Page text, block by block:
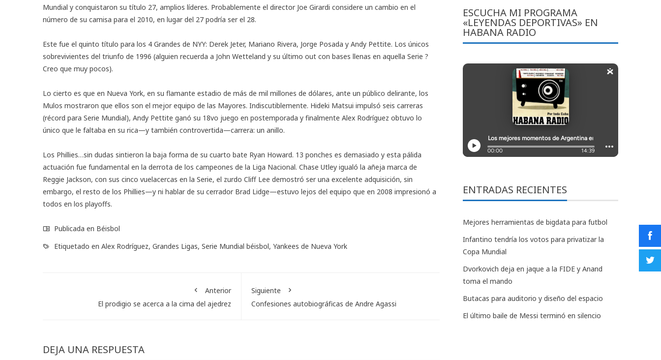
Mundial y conquistaron su título 27, amplios líderes. Probablemente el director Joe Girardi considere un cambio en el
número de su camisa para el 2010, en lugar del 27 podría ser el 28.
Este fue el quinto título para los 4 Grandes de NYY: Derek Jeter, Mariano Rivera, Jorge Posada y Andy Pettite. Los únicos
sobrevivientes del triunfo de 1996 (alguien recuerda a John Wetteland y su último out con bases llenas en aquella Serie ?
Creo que muy pocos).
Lo cierto es que en Nueva York, en su flamante estadio de más de mil millones de dólares, ante un público delirante, los
Mulos mostraron que ellos son el mejor equipo de las Mayores. Indiscutiblemente. Hideki Matsui impulsó seis carreras
(récord para Serie Mundial), Andy Pettite ganó su 18vo juego en postemporada y finalmente Alex Rodríguez obtuvo lo
único que le faltaba en su rica—y también controvertida—carrera: un anillo.
Los Phillies…sin dudas sintieron la baja forma de su cuarto bate Ryan Howard. 13 ponches es demasiado y esta pálida
actuación fue fundamental en la derrota de los campeones de la Liga Nacional. Chase Utley igualó la añeja marca de
Reggie Jackson, con sus cinco vuelacercas en la Serie, el zurdo Cliff Lee demostró ser una excelente adquisición, sin
embargo, el resto de los Phillies—y ni hablar de su cerrador Brad Lidge—estuvo lejos del equipo que en 2008 impresionó a
todos en los playoffs.
Publicada en Béisbol
Etiquetado en Alex Rodríguez, Grandes Ligas, Serie Mundial béisbol, Yankees de Nueva York
Anterior
El prodigio se acerca a la cima del ajedrez
Siguiente
Confesiones autobiográficas de Andre Agassi
DEJA UNA RESPUESTA
ESCUCHA MI PROGRAMA
«LEYENDAS DEPORTIVAS» EN
HABANA RADIO
ENTRADAS RECIENTES
Mejores herramientas de bigdata para futbol
Infantino tendría los votos para privatizar la
Copa Mundial
Dvorkovich deja en jaque a la FIDE y Anand
toma el mando
Butacas para auditorio y diseño del espacio
El último baile de Messi terminó en silencio